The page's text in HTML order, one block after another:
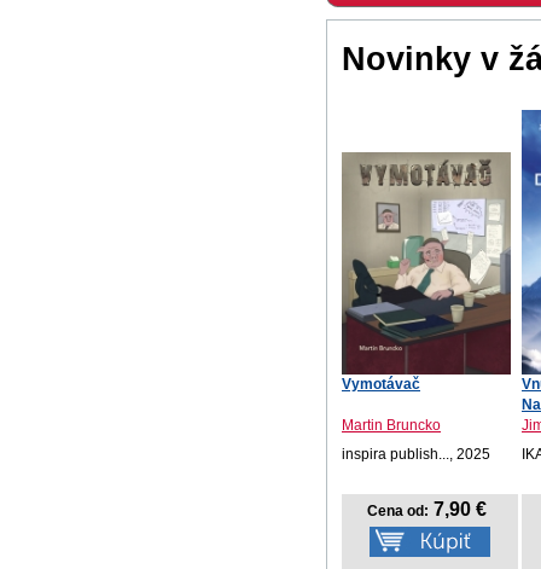
Novinky v
Vymotávač
Martin Bruncko
inspira publish..., 2025
Cena od: 7,90 €